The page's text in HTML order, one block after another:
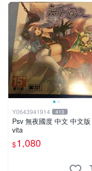
Y0643941914 413
Psv 無夜國度 中文 中文
vita
$1,080